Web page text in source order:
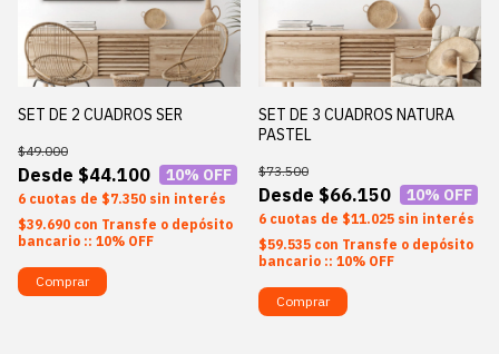
SET DE 2 CUADROS SER
$44.100
$49.000
10% OFF
6 $7.350 sin interés
$39.690 con Transfe o depósito
bancario :: 10% OFF
Comprar
SET DE 3 CUADROS NATURA
PASTEL
$66.150
$73.500
10% OFF
6 $11.025 sin interés
$59.535 con Transfe o depósito
bancario :: 10% OFF
Comprar